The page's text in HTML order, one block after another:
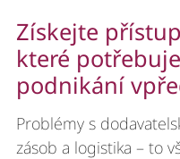
Získejte
které
podnikání
Problémy s
zásob a logistika – to